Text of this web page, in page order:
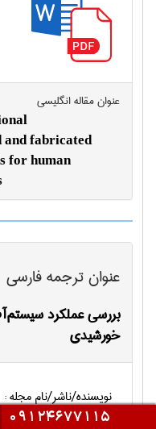
عنوان مقاله انگليسی
and fabricated
for human
عنوان ترجمه فارسی
بررسی عملکرد
خورشیدی
نویسنده/ناشر/نام مجله :
09124677115